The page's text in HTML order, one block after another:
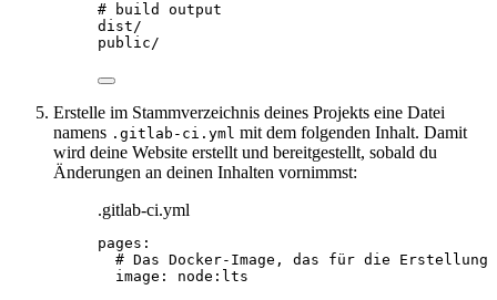
# build output
dist/
public/
Erstelle im Stammverzeichnis deines Projekts eine Datei
namens .gitlab-ci.yml mit dem folgenden Inhalt. Damit
wird deine Website erstellt und bereitgestellt, sobald du
Änderungen an deinen Inhalten vornimmst:
.gitlab-ci.yml
pages :
# Das Docker-Image, das für die Erstellung
image : node:lts